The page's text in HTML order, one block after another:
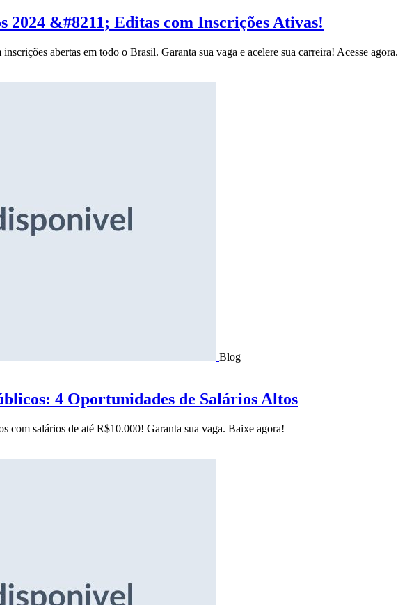
2024 &#8211; Editas com Inscrições Ativas!
abertas em todo o Brasil. Garanta sua vaga e acelere sua carreira! Acesse agora.
Blog
4 Oportunidades de Salários Altos
com salários de até R$10.000! Garanta sua vaga. Baixe agora!